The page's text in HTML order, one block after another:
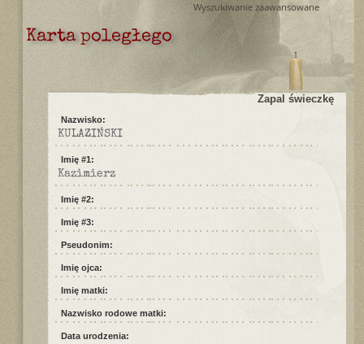
Wyszukiwanie zaawansowane
Karta poległego
Zapal świeczkę
Nazwisko:
KULAZIŃSKI
Imię #1:
Kazimierz
Imię #2:
Imię #3:
Pseudonim:
Imię ojca:
Imię matki:
Nazwisko rodowe matki:
Data urodzenia: